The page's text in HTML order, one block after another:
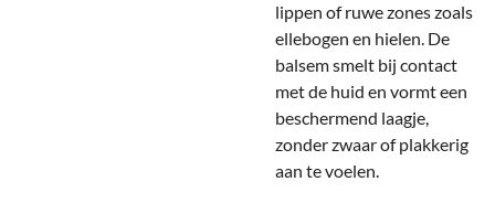
lippen of ruwe zones zoals
ellebogen en hielen. De
balsem smelt bij contact
met de huid en vormt een
beschermend laagje,
zonder zwaar of plakkerig
aan te voelen.